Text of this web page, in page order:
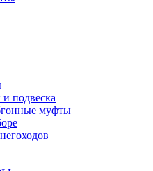
подвеска
муфты